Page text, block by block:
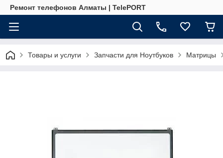
Ремонт телефонов Алматы | TelePORT
Товары и услуги Запчасти для Ноутбуков Матрицы